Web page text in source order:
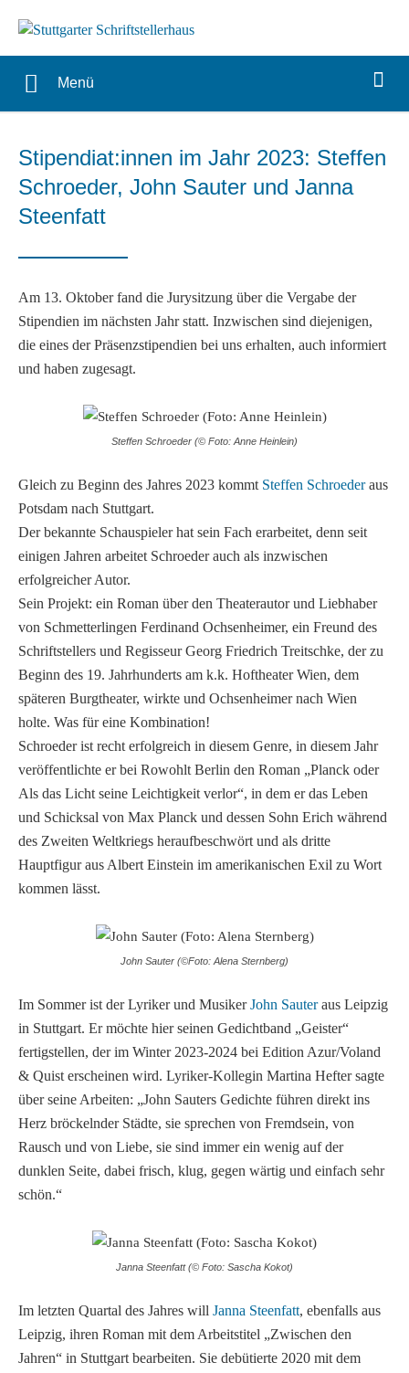
Menü
Stipendiat:innen im Jahr 2023: Steffen
Schroeder, John Sauter und Janna
Steenfatt
Am 13. Oktober fand die Jurysitzung über die Vergabe der
Stipendien im nächsten Jahr statt. Inzwischen sind diejenigen,
die eines der Präsenzstipendien bei uns erhalten, auch informiert
und haben zugesagt.
Steffen Schroeder (© Foto: Anne Heinlein)
Gleich zu Beginn des Jahres 2023 kommt Steffen Schroederaus
Potsdam nach Stuttgart.
Der bekannte Schauspieler hat sein Fach erarbeitet, denn seit
einigen Jahren arbeitet Schroeder auch als inzwischen
erfolgreicher Autor.
Sein Projekt: ein Roman über den Theaterautor und Liebhaber
von Schmetterlingen Ferdinand Ochsenheimer, ein Freund des
Schriftstellers und Regisseur Georg Friedrich Treitschke, der zu
Beginn des 19. Jahrhunderts am k.k. Hoftheater Wien, dem
späteren Burgtheater, wirkte und Ochsenheimer nach Wien
holte. Was für eine Kombination!
Schroeder ist recht erfolgreich in diesem Genre, in diesem Jahr
veröffentlichte er bei Rowohlt Berlin den Roman „Planck oder
Als das Licht seine Leichtigkeit verlor“, in dem er das Leben
und Schicksal von Max Planck und dessen Sohn Erich während
des Zweiten Weltkriegs heraufbeschwört und als dritte
Hauptfigur aus Albert Einstein im amerikanischen Exil zu Wort
kommen lässt.
John Sauter (©Foto: Alena Sternberg)
Im Sommer ist der Lyriker und MusikerJohn Sauteraus Leipzig
in Stuttgart. Er möchte hier seinen Gedichtband „Geister“
fertigstellen, der im Winter 2023-2024 bei Edition Azur/Voland
& Quist erscheinen wird. Lyriker-Kollegin Martina Hefter sagte
über seine Arbeiten: „John Sauters Gedichte führen direkt ins
Herz bröckelnder Städte, sie sprechen von Fremdsein, von
Rausch und von Liebe, sie sind immer ein wenig auf der
dunklen Seite, dabei frisch, klug, gegen wärtig und einfach sehr
schön.“
Janna Steenfatt (© Foto: Sascha Kokot)
Im letzten Quartal des Jahres will Janna Steenfatt, ebenfalls aus
Leipzig, ihren Roman mit dem Arbeitstitel „Zwischen den
Jahren“ in Stuttgart bearbeiten. Sie debütierte 2020 mit dem